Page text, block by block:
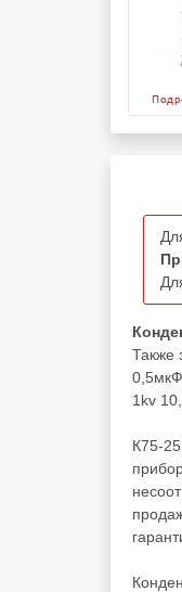
Также
1kv
К75-